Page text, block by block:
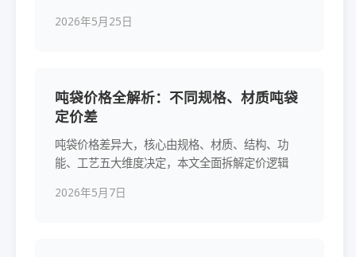
2026年5月25日
吨袋价格全解析：不同规格、材质吨袋
定价差
吨袋价格差异大，核心由规格、材质、结构、功
能、工艺五大维度决定，本文全面拆解定价逻辑
2026年5月7日